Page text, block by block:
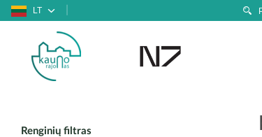
LT
Renginių filtras